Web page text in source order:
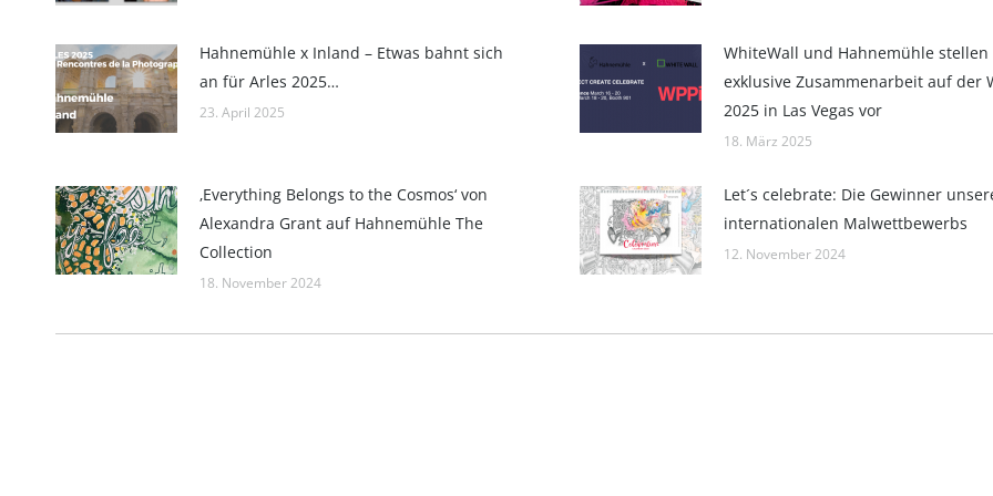
Hahnemühle x Inland – Etwas bahnt sich
an für Arles 2025…
23. April 2025
WhiteWall und Hahnemühle stellen
exklusive Zusammenarbeit auf der
2025 in Las Vegas vor
18. März 2025
‚Everything Belongs to the Cosmos‘ von
Alexandra Grant auf Hahnemühle The
Collection
18. November 2024
Let´s celebrate: Die Gewinner
internationalen Malwettbewerbs
12. November 2024